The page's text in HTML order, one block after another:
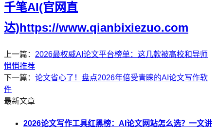
千笔AI(官网直
达)https://www.qianbixiezuo.com
上一篇： 2026最权威AI论文平台榜单：这几款被高校和导师
悄悄推荐
下一篇： 论文省心了！盘点2026年倍受青睐的AI论文写作软
件
最新文章
2026论文写作工具红黑榜：AI论文网站怎么选？一文讲